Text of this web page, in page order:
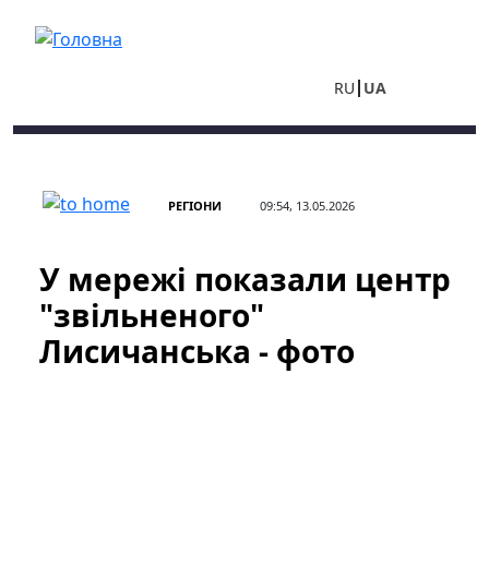
RU UA
РЕГІОНИ 09:54, 13.05.2026
У мережі показали центр
"звільненого"
Лисичанська - фото